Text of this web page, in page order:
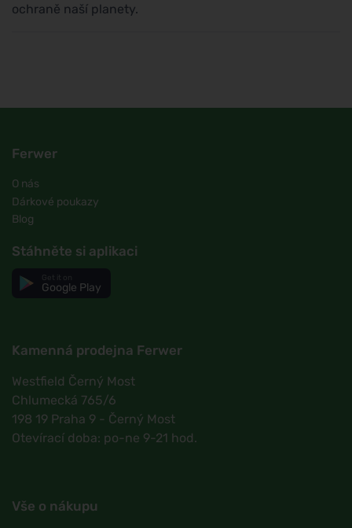
ochraně naší planety.
Ferwer
O nás
Dárkové poukazy
Blog
Stáhněte si aplikaci
Google Play
Kamenná prodejna Ferwer
Westfield Černý Most
Chlumecká 765/6
198 19 Praha 9 - Černý Most
Otevírací doba: po-ne 9-21 hod.
Vše o nákupu